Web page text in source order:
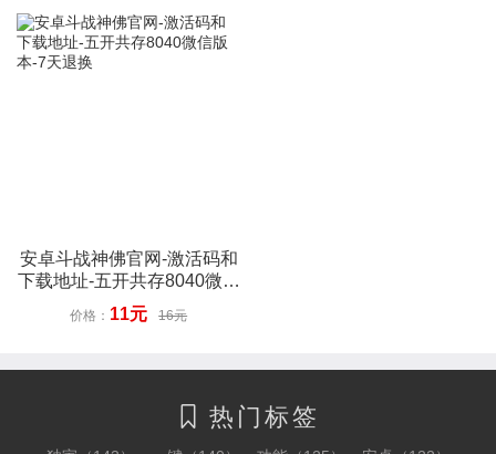
安卓斗战神佛官网-激活码和
下载地址-五开共存8040微信
版本-7天退换
价格： 11元 16元
 热门标签